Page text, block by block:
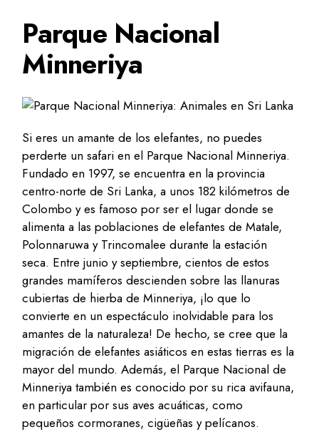
Parque Nacional
Minneriya
Si eres un amante de los elefantes, no puedes
perderte un safari en el Parque Nacional Minneriya.
Fundado en 1997, se encuentra en la provincia
centro-norte de Sri Lanka, a unos 182 kilómetros de
Colombo y es famoso por ser el lugar donde se
alimenta a las poblaciones de elefantes de Matale,
Polonnaruwa y Trincomalee durante la estación
seca. Entre junio y septiembre, cientos de estos
grandes mamíferos descienden sobre las llanuras
cubiertas de hierba de Minneriya, ¡lo que lo
convierte en un espectáculo inolvidable para los
amantes de la naturaleza! De hecho, se cree que la
migración de elefantes asiáticos en estas tierras es la
mayor del mundo. Además, el Parque Nacional de
Minneriya también es conocido por su rica avifauna,
en particular por sus aves acuáticas, como
pequeños cormoranes, cigüeñas y pelícanos.